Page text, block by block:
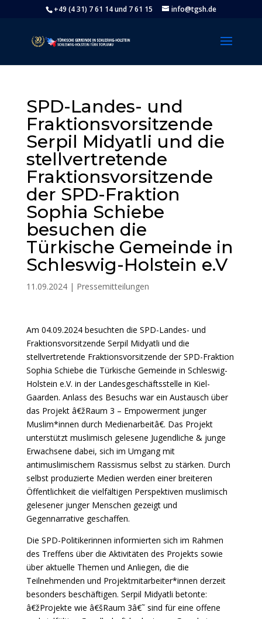
+49 (4 31) 7 61 14 und 7 61 15 info@tgsh.de
SPD-Landes- und
Fraktionsvorsitzende
Serpil Midyatli und die
stellvertretende
Fraktionsvorsitzende
der SPD-Fraktion
Sophia Schiebe
besuchen die
Türkische Gemeinde in
Schleswig-Holstein e.V
11.09.2024| Pressemitteilungen
Am 04.09.2024 besuchten die SPD-Landes- und
Fraktionsvorsitzende Serpil Midyatli und die
stellvertretende Fraktionsvorsitzende der SPD-Fraktion
Sophia Schiebe die Türkische Gemeinde in Schleswig-
Holstein e.V. in der Landesgeschäftsstelle in Kiel-
Gaarden. Anlass des Besuchs war ein Austausch über
das Projekt â€žRaum 3 – Empowerment junger
Muslim*innen durch Medienarbeitâ€. Das Projekt
unterstützt muslimisch gelesene Jugendliche & junge
Erwachsene dabei, sich im Umgang mit
antimuslimischem Rassismus selbst zu stärken. Durch
selbst produzierte Medien werden einer breiteren
Öffentlichkeit die vielfältigen Perspektiven muslimisch
gelesener junger Menschen gezeigt und
Gegennarrative geschaffen.
Die SPD-Politikerinnen informierten sich im Rahmen
des Treffens über die Aktivitäten des Projekts sowie
über aktuelle Themen und Anliegen, die die
Teilnehmenden und Projektmitarbeiter*innen derzeit
besonders beschäftigen. Serpil Midyatli betonte:
â€žProjekte wie â€šRaum 3â€˜ sind für eine offene